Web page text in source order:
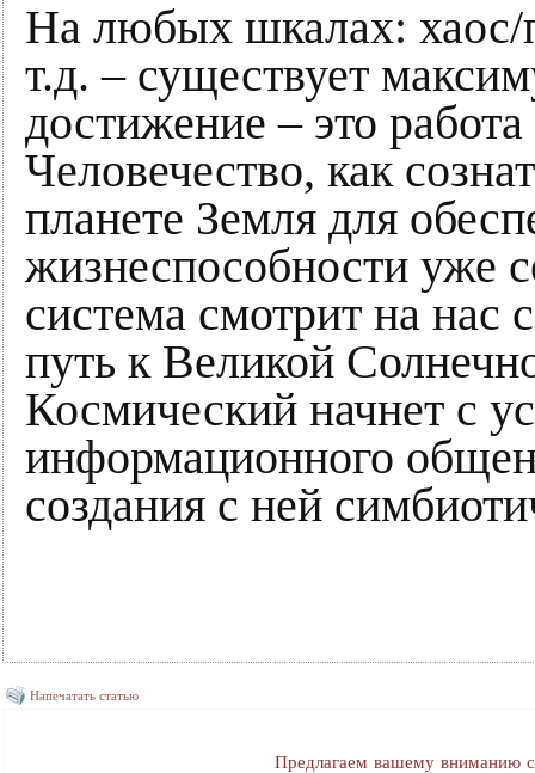
На любых шкалах: хаос/
т.д. – существует
достижение – это
Человечество, как
планете Земля для
жизнеспособности уже
система смотрит на
путь к Великой
Космический начнет с
информационного
создания с ней
Напечатать статью
Предлагаем вашему вниманию